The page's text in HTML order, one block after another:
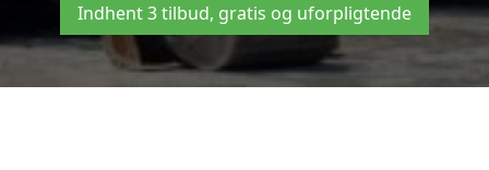
Indhent 3 tilbud, gratis og uforpligtende